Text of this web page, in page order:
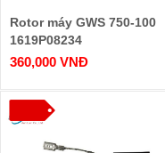
Rotor máy GWS 750-100
1619P08234
360,000 VNĐ